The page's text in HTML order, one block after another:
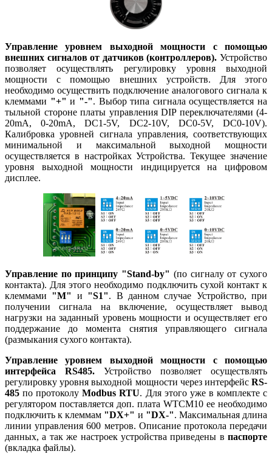
Управление уровнем выходной мощности с помощью
внешних сигналов от датчиков (контроллеров). Устройство
позволяет осуществлять регулировку уровня выходной
мощности с помощью внешних устройств. Для этого
необходимо осуществить подключение аналогового сигнала к
клеммами "+" и "-". Выбор типа сигнала осуществляется на
тыльной стороне платы управления DIP переключателями (4-
20mA, 0-20mA, DC1-5V, DC2-10V, DC0-5V, DC0-10V).
Калибровка уровней сигнала управления, соответствующих
минимальной и максимальной выходной мощности
осуществляется в настройках Устройства. Текущее значение
уровня выходной мощности индицируется на цифровом
дисплее.
Управление по принципу "Stand-by" (по сигналу от сухого
контакта). Для этого необходимо подключить сухой контакт к
клеммами "M" и "S1". В данном случае Устройство, при
получении сигнала на включение, осуществляет вывод
нагрузки на заданный уровень мощности и осуществляет его
поддержание до момента снятия управляющего сигнала
(размыкания сухого контакта).
Управление уровнем выходной мощности с помощью
интерфейса RS485. Устройство позволяет осуществлять
регулировку уровня выходной мощности через интерфейс RS-
485 по протоколуModbus RTU. Для этого уже в комплекте с
регулятором поставляется доп. плата WTCM10 ее необходимо
подключить к клеммам "DX+" и "DX-". Максимальная длина
линии управления 600 метров. Описание протокола передачи
данных, а так же настроек устройства приведены в паспорте
(вкладка файлы).